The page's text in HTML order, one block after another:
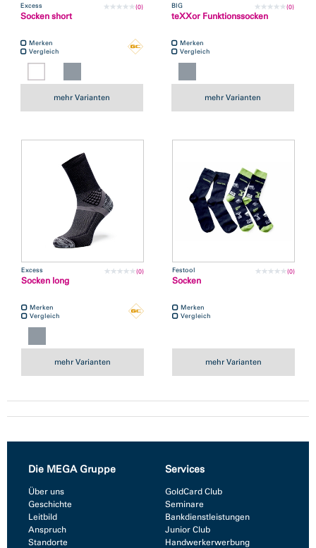
Excess (0)
Socken short
Merken
Vergleich
mehr Varianten
BIG (0)
teXXor Funktionssocken
Merken
Vergleich
mehr Varianten
Excess (0)
Socken long
Merken
Vergleich
mehr Varianten
Festool (0)
Socken
Merken
Vergleich
mehr Varianten
Die MEGA Gruppe
Über uns
Geschichte
Leitbild
Anspruch
Standorte
Services
GoldCard Club
Seminare
Bankdienstleistungen
Junior Club
Handwerkerwerbung